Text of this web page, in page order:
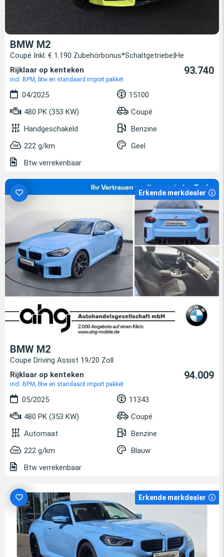
BMW M2
Coupé Inkl. € 1.190 Zubehörbonus*Schaltgetriebe|He
Rijklaar op kenteken
incl. BPM, btw en standaard import pakket
93.740
04/2025
15100
480 PK (353 KW)
Coupé
Handgeschakeld
Benzine
222 g/km
Geel
Btw verrekenbaar
Erkende merkdealer
BMW M2
Coupe Driving Assist 19/20 Zoll
Rijklaar op kenteken
incl. BPM, btw en standaard import pakket
94.009
05/2025
11343
480 PK (353 KW)
Coupé
Automaat
Benzine
222 g/km
Blauw
Btw verrekenbaar
Erkende merkdealer